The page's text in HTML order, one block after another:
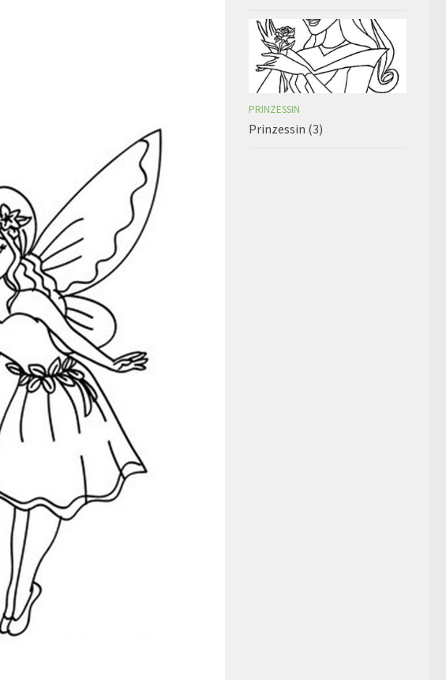
PRINZESSIN
Prinzessin (3)